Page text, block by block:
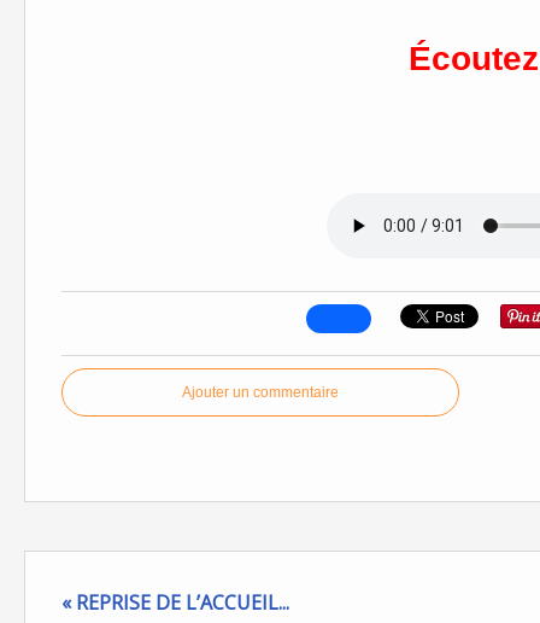
Ajouter un commentaire
« REPRISE DE L’ACCUEIL...